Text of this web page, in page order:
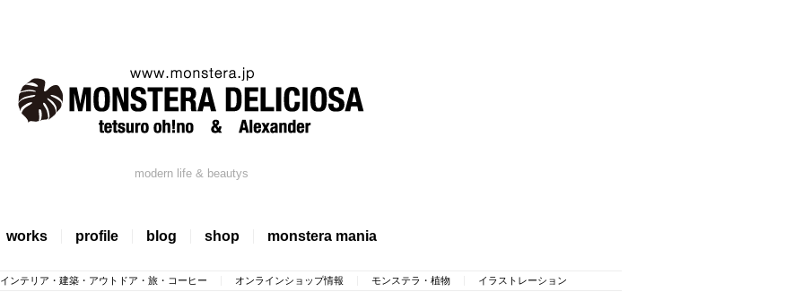
modern life & beautys
works profile blog shop monstera mania
インテリア・建築・アウトドア・旅・コーヒー オンラインショップ情報 モンステラ・植物 イラストレーション